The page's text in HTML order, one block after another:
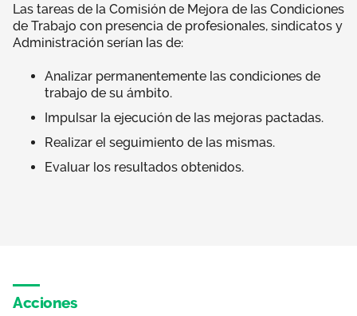
Las tareas de la Comisión de Mejora de las Condiciones
de Trabajo con presencia de profesionales, sindicatos y
Administración serían las de:
Analizar permanentemente las condiciones de
trabajo de su ámbito.
Impulsar la ejecución de las mejoras pactadas.
Realizar el seguimiento de las mismas.
Evaluar los resultados obtenidos.
Acciones